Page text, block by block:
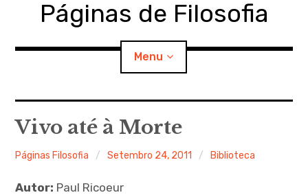
Páginas de Filosofia
Menu
PdF
SECÇÕES
MATERIAIS
Vivo até à Morte
Páginas Filosofia Setembro 24, 2011 Biblioteca
Autor: Paul Ricoeur